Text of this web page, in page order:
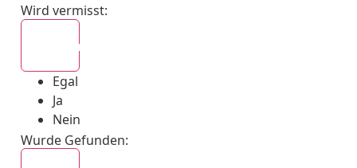
Wird vermisst:
Egal
Ja
Nein
Wurde Gefunden: